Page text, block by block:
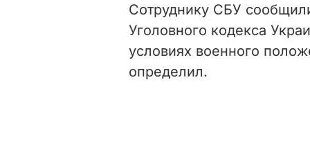
Сотруднику СБУ
Уголовного кодекса
условиях военного
определил.